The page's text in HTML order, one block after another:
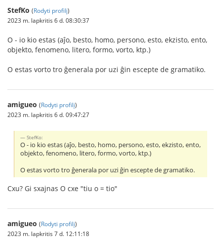
StefKo (Rodyti profilį)
2023 m. lapkritis 6 d. 08:30:37
O - io kio estas (aĵo, besto, homo, persono, esto, ekzisto, ento,
objekto, fenomeno, litero, formo, vorto, ktp.)
O estas vorto tro ĝenerala por uzi ĝin escepte de gramatiko.
amigueo (Rodyti profilį)
2023 m. lapkritis 6 d. 09:47:27
StefKo:
O - io kio estas (aĵo, besto, homo, persono, esto, ekzisto, ento,
objekto, fenomeno, litero, formo, vorto, ktp.)
O estas vorto tro ĝenerala por uzi ĝin escepte de gramatiko.
Cxu? Gi sxajnas O cxe "tiu o = tio"
amigueo (Rodyti profilį)
2023 m. lapkritis 7 d. 12:11:18